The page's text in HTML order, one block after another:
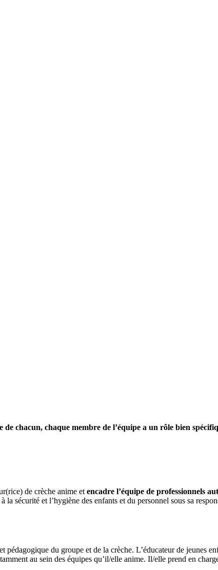
chacun, chaque membre de l’équipe a un rôle bien
de crèche anime et encadre l’équipe de professionnels
sécurité et l’hygiène des enfants et du personnel sous sa
pédagogique du groupe et de la crèche. L’éducateur de jeunes
au sein des équipes qu’il/elle anime. Il/elle prend en